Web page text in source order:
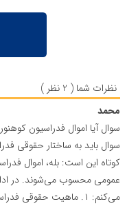
نظرات شما ( 2 نظر )
محمد
سوال آیا اموال فدراسیون
سوال باید به ساختار حقوقی
کوتاه این است: بله، اموال
عمومی محسوب می‌شوند. در
می‌کنم: ۱. ماهیت حقوقی